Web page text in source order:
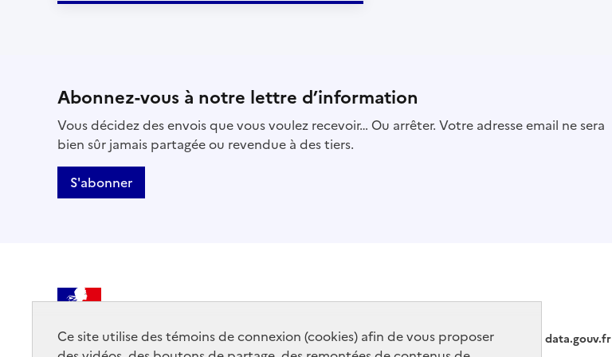
Ce site utilise des témoins de connexion (cookies) afin de vous proposer
Abonnez-vous à notre lettre d’information
Vous décidez des envois que vous voulez recevoir… Ou arrêter. Votre adresse email ne sera
bien sûr jamais partagée ou revendue à des tiers.
S'abonner
DE LA CULTURE data.gouv.fr